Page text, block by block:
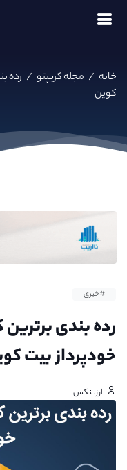
خانه / مجله کریپتو / رده
کوین
#خبری
رده بندی
خودپرداز بیت
ارزینکس